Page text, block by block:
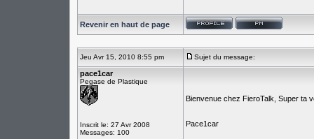
Revenir en haut de page
Jeu Avr 15, 2010 8:55 pm Sujet du message:
pace1car
Pegase de Plastique
Inscrit le: 27 Avr 2008
Messages: 100
Bienvenue chez FieroTalk, Super ta
Pace1car